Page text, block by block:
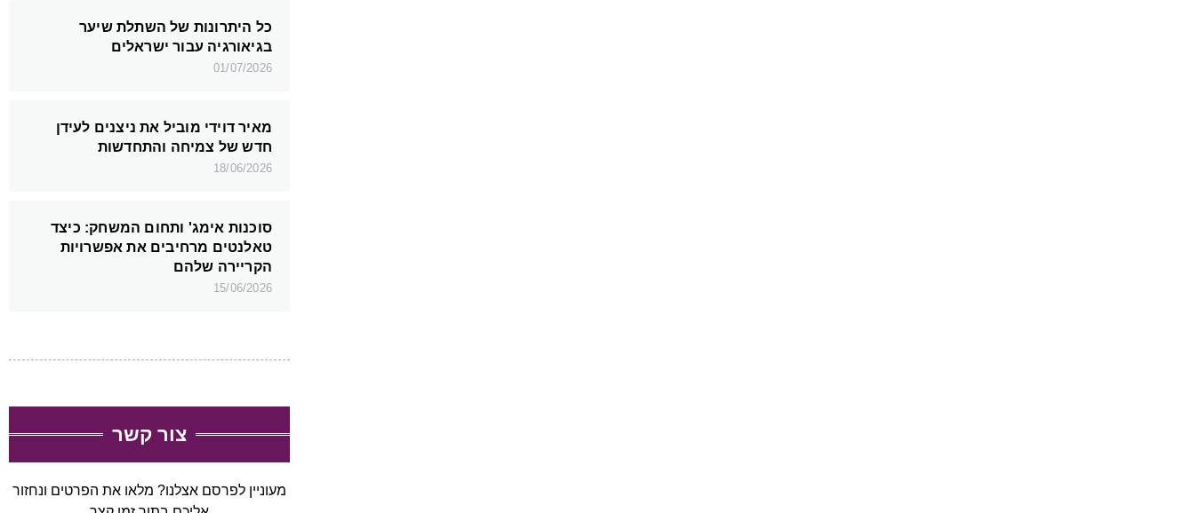
כל היתרונות של השתלת שיער
בגיאורגיה עבור ישראלים
01/07/2026
מאיר דוידי מוביל את ניצנים לעידן
חדש של צמיחה והתחדשות
18/06/2026
סוכנות אימג' ותחום המשחק: כיצד
טאלנטים מרחיבים את אפשרויות
הקריירה שלהם
15/06/2026
צור קשר
מעוניין לפרסם אצלנו? מלאו את הפרטים ונחזור